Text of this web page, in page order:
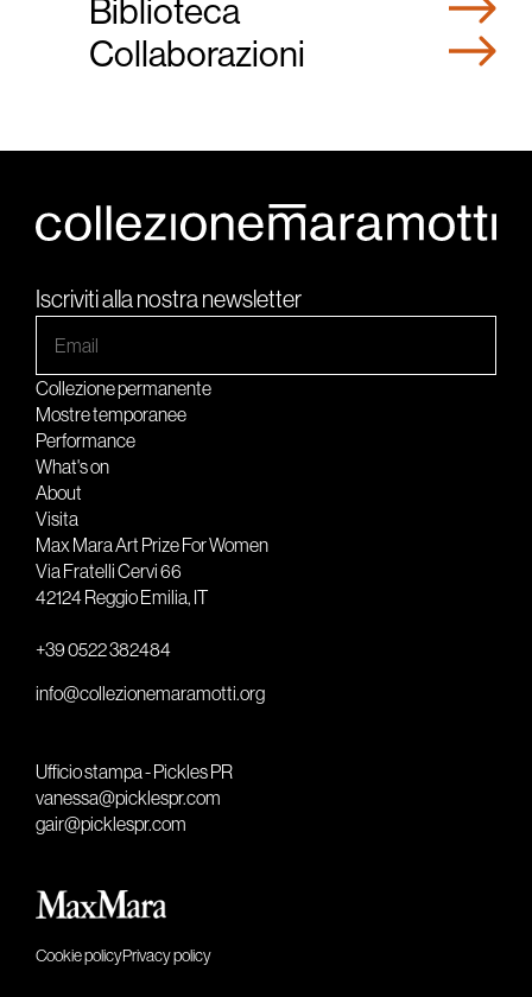
Biblioteca
Collaborazioni
Iscriviti alla nostra newsletter
Collezione permanente
Mostre temporanee
Performance
What's on
About
Visita
Max Mara Art Prize For Women
Via Fratelli Cervi 66
42124 Reggio Emilia, IT
+39 0522 382484
info@collezionemaramotti.org
Ufficio stampa - Pickles PR
vanessa@picklespr.com
gair@picklespr.com
Cookie policyPrivacy policy